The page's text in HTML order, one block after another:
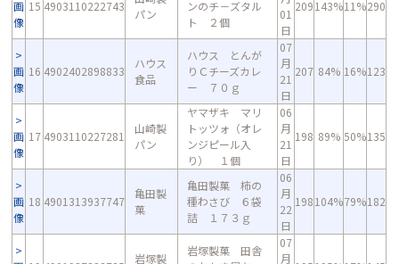
画
像
15 4903110222743
パン
ンのチ－ズタル
ト ２個
01
日
209143%11%290
画
像
16 4902402898833
ハウス
食品
ハウス とんが
りＣチーズカレ
ー ７０ｇ
07
月
21
日
207 84% 16%123
画
像
17 4903110227281
山崎製
パン
ヤマザキ マリ
トッツォ（オレ
ンジピール入
り） １個
06
月
21
日
198 89% 50%135
画
像
18 4901313937747
亀田製
菓
亀田製菓 柿の
種わさび ６袋
詰 １７３ｇ
06
月
22
日
198104%79%182
岩塚製
岩塚製菓 田舎
07
月